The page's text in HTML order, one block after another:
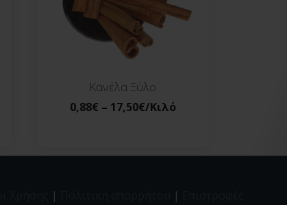
Κανέλα Ξύλο
0,88€ – 17,50€/Κιλό
| |